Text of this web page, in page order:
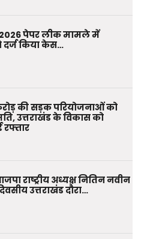
पेपर लीक मामले में
किया केस…
की सड़क परियोजनाओं को
उत्तराखंड के विकास को
राष्ट्रीय अध्यक्ष नितिन नवीन
उत्तराखंड दौरा…